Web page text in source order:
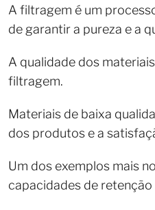
A filtragem é um
de garantir a pureza e a
A qualidade dos
filtragem.
Materiais de baixa
dos produtos e a
Um dos exemplos mais
capacidades de